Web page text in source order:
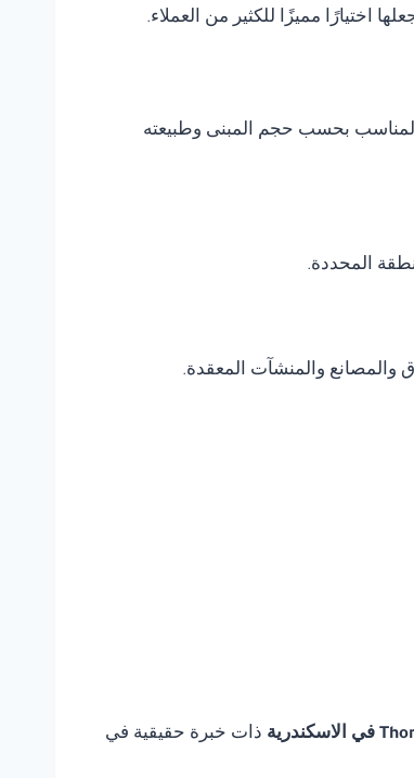
اختيارًا مميزًا للكثير من العملاء.
المناسب بحسب حجم المبنى وطبيعته
المحددة.
والمصانع والمنشآت المعقدة.
ذات خبرة حقيقية في